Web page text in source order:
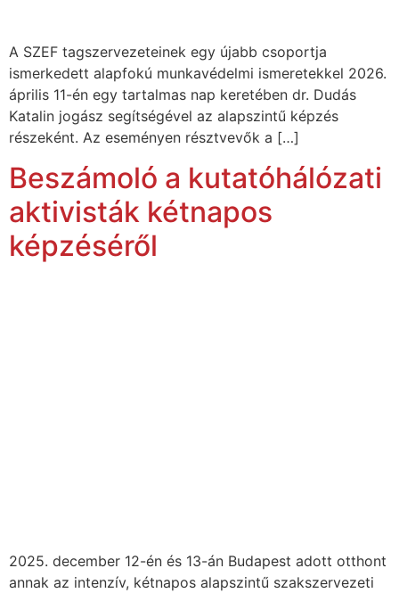
A SZEF tagszervezeteinek egy újabb csoportja
ismerkedett alapfokú munkavédelmi ismeretekkel 2026.
április 11-én egy tartalmas nap keretében dr. Dudás
Katalin jogász segítségével az alapszintű képzés
részeként. Az eseményen résztvevők a […]
Beszámoló a kutatóhálózati
aktivisták kétnapos
képzéséről
2025. december 12-én és 13-án Budapest adott otthont
annak az intenzív, kétnapos alapszintű szakszervezeti